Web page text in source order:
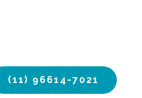
(11) 96614-7021